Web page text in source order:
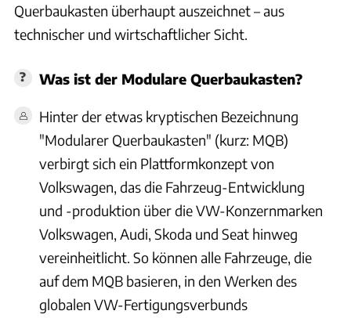
Querbaukasten überhaupt auszeichnet – aus
technischer und wirtschaftlicher Sicht.
Was ist der Modulare Querbaukasten?
Hinter der etwas kryptischen Bezeichnung
"Modularer Querbaukasten" (kurz: MQB)
verbirgt sich ein Plattformkonzept von
Volkswagen, das die Fahrzeug-Entwicklung
und -produktion über die VW-Konzernmarken
Volkswagen, Audi, Skoda und Seat hinweg
vereinheitlicht. So können alle Fahrzeuge, die
auf dem MQB basieren, in den Werken des
globalen VW-Fertigungsverbunds